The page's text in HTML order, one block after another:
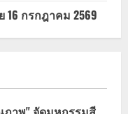
16 กรกฎาคม 2569